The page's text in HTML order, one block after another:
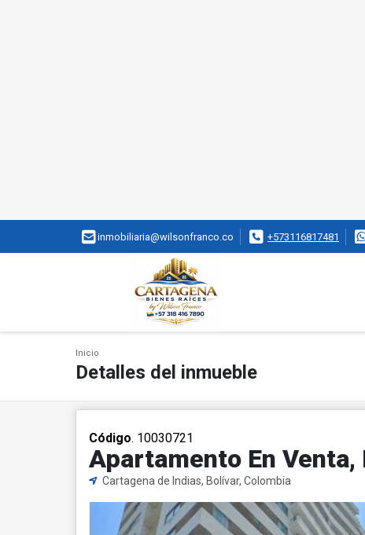
inmobiliaria@wilsonfranco.co +573116817481
Inicio
Detalles del inmueble
Código. 10030721
Apartamento En
Cartagena de Indias, Bolívar, Colombia